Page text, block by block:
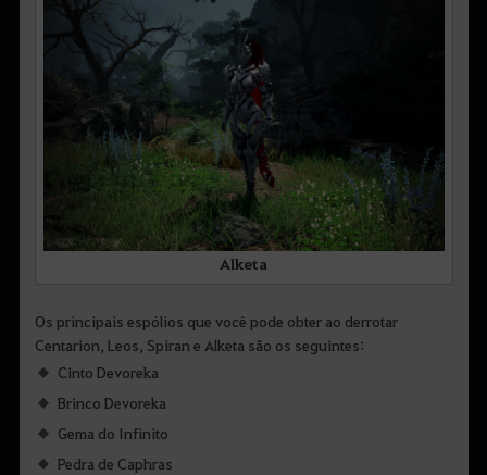
Alketa
Os principais espólios que você pode obter ao derrotar
Centarion, Leos, Spiran e Alketa são os seguintes:
Cinto Devoreka
Brinco Devoreka
Gema do Infinito
Pedra de Caphras